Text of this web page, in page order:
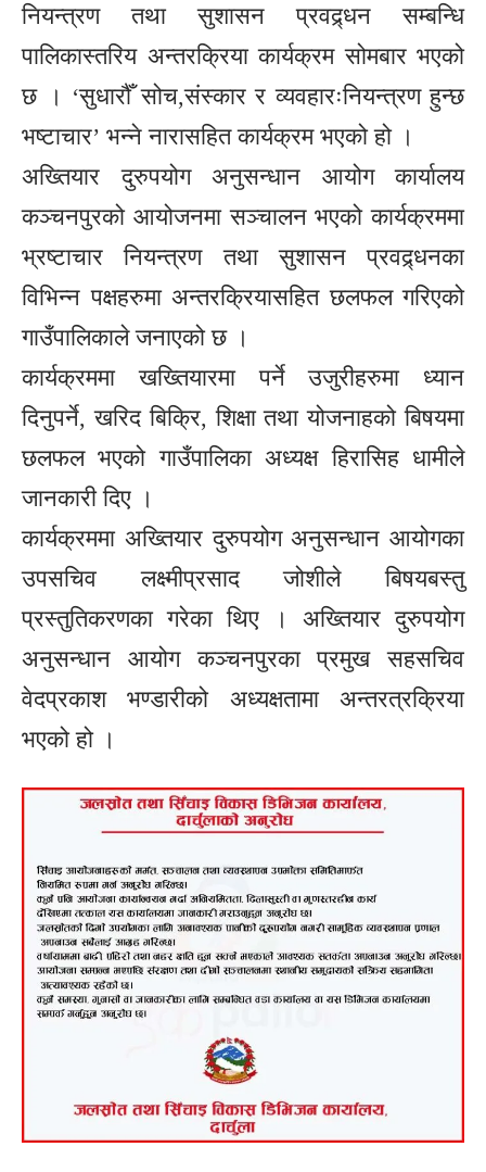
नियन्त्रण तथा सुशासन प्रवद्र्धन सम्बन्धि
पालिकास्तरिय अन्तरक्रिया कार्यक्रम सोमबार भएको
छ । ‘सुधारौँ सोच,संस्कार र व्यवहारःनियन्त्रण हुन्छ
भष्टाचार’ भन्ने नारासहित कार्यक्रम भएको हो ।
अख्तियार दुरुपयोग अनुसन्धान आयोग कार्यालय
कञ्चनपुरको आयोजनमा सञ्चालन भएको कार्यक्रममा
भ्रष्टाचार नियन्त्रण तथा सुशासन प्रवद्र्धनका
विभिन्न पक्षहरुमा अन्तरक्रियासहित छलफल गरिएको
गाउँपालिकाले जनाएको छ ।
कार्यक्रममा खख्तियारमा पर्ने उजुरीहरुमा ध्यान
दिनुपर्ने, खरिद बिक्रि, शिक्षा तथा योजनाहको बिषयमा
छलफल भएको गाउँपालिका अध्यक्ष हिरासिह धामीले
जानकारी दिए ।
कार्यक्रममा अख्तियार दुरुपयोग अनुसन्धान आयोगका
उपसचिव लक्ष्मीप्रसाद जोशीले बिषयबस्तु
प्रस्तुतिकरणका गरेका थिए । अख्तियार दुरुपयोग
अनुसन्धान आयोग कञ्चनपुरका प्रमुख सहसचिव
वेदप्रकाश भण्डारीको अध्यक्षतामा अन्तरत्रक्रिया
भएको हो ।